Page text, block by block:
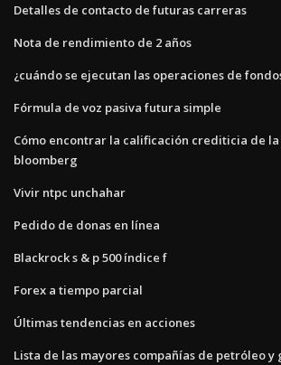
Detalles de contacto de futuras carreras
Nota de rendimiento de 2 años
¿cuándo se ejecutan las operaciones de
Fórmula de voz pasiva futura simple
Cómo encontrar la calificación crediticia de la
bloomberg
Vivir ntpc unchahar
Pedido de donas en línea
Blackrock s & p 500 índice f
Forex a tiempo parcial
Últimas tendencias en acciones
Lista de las mayores compañías de petróleo y